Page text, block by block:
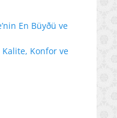
En Büyðü ve
Kalite, Konfor ve